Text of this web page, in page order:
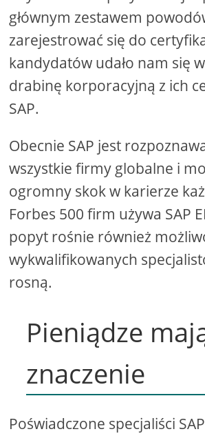
głównym zestawem
zarejestrować się do
kandydatów udało nam się
drabinę korporacyjną z ich
SAP.
Obecnie SAP jest
wszystkie firmy globalne i
ogromny skok w karierze
Forbes 500 firm używa SAP
popyt rośnie również
wykwalifikowanych
rosną.
Pieniądze
znaczenie
Poświadczone specjaliści